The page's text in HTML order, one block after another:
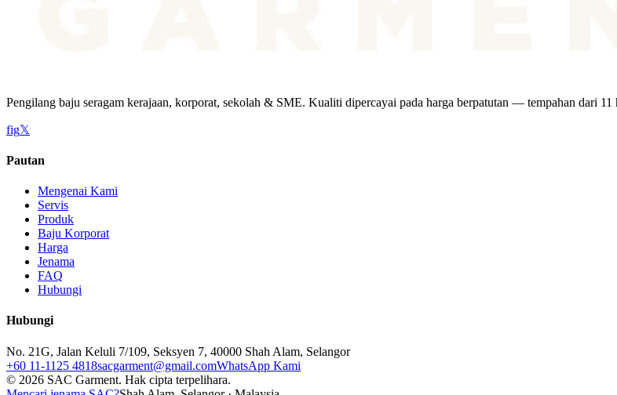
Pengilang baju seragam kerajaan, korporat, sekolah & SME. Kualiti dipercayai pada harga berpatutan — tempahan dari 11
fig𝕏
Pautan
Mengenai Kami
Servis
Produk
Baju Korporat
Harga
Jenama
FAQ
Hubungi
Hubungi
No. 21G, Jalan Keluli 7/109, Seksyen 7, 40000 Shah Alam, Selangor
+60 11-1125 4818sacgarment@gmail.comWhatsApp Kami
© 2026 SAC Garment. Hak cipta terpelihara.